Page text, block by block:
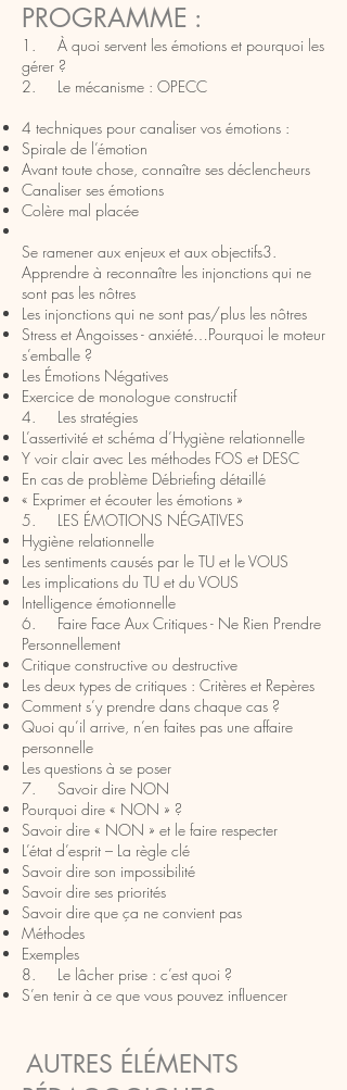
PROGRAMME :
1. À quoi servent les émotions et pourquoi les
gérer ?
2. Le mécanisme : OPECC
4 techniques pour canaliser vos émotions :
Spirale de l’émotion
Avant toute chose, connaître ses déclencheurs
Canaliser ses émotions
Colère mal placée
Se ramener aux enjeux et aux objectifs3.
Apprendre à reconnaître les injonctions qui ne
sont pas les nôtres
Les injonctions qui ne sont pas/plus les nôtres
Stress et Angoisses - anxiété…Pourquoi le moteur
s’emballe ?
Les Émotions Négatives
Exercice de monologue constructif
4. Les stratégies
L’assertivité et schéma d’Hygiène relationnelle
Y voir clair avec Les méthodes FOS et DESC
En cas de problème Débriefing détaillé
« Exprimer et écouter les émotions »
5. LES ÉMOTIONS NÉGATIVES
Hygiène relationnelle
Les sentiments causés par le TU et le VOUS
Les implications du TU et du VOUS
Intelligence émotionnelle
6. Faire Face Aux Critiques - Ne Rien Prendre
Personnellement
Critique constructive ou destructive
Les deux types de critiques : Critères et Repères
Comment s’y prendre dans chaque cas ?
Quoi qu’il arrive, n’en faites pas une affaire
personnelle
Les questions à se poser
7. Savoir dire NON
Pourquoi dire « NON » ?
Savoir dire « NON » et le faire respecter
L’état d’esprit – La règle clé
Savoir dire son impossibilité
Savoir dire ses priorités
Savoir dire que ça ne convient pas
Méthodes
Exemples
8. Le lâcher prise : c’est quoi ?
S’en tenir à ce que vous pouvez influencer
AUTRES ÉLÉMENTS